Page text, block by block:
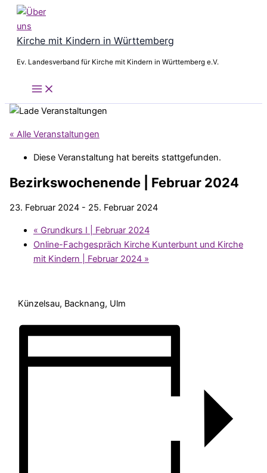
Zum
springen
Kirche mit Kindern in Württemberg
Ev. Landesverband für Kirche mit Kindern in Württemberg e.V.
« Alle Veranstaltungen
Diese Veranstaltung hat bereits stattgefunden.
Bezirkswochenende | Februar 2024
23. Februar 2024- 25. Februar 2024
« Grundkurs I | Februar 2024
Online-Fachgespräch Kirche Kunterbunt und Kirche
mit Kindern | Februar 2024 »
Künzelsau, Backnang, Ulm